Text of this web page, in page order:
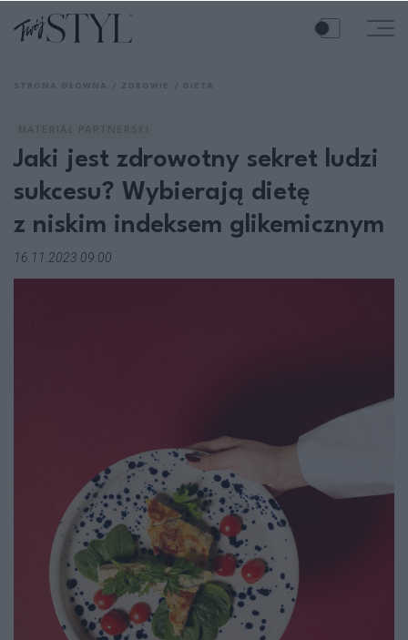
Jaki jest zdrowotny sekret ludzi
sukcesu? Wybierają dietę
z niskim indeksem glikemicznym
16.11.2023 09:00